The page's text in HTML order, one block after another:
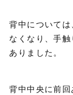
背中について
なくなり、手
ありました。
背中中央に前